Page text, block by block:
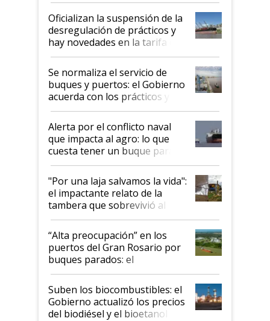
Oficializan la suspensión de la
desregulación de prácticos y
hay novedades en la tarifa de
la hidrovía
Se normaliza el servicio de
buques y puertos: el Gobierno
acuerda con los prácticos y
suspende el decreto de
desregulación
Alerta por el conflicto naval
que impacta al agro: lo que
cuesta tener un buque parado
y el peligro de que Argentina
pase a ser "país sucio"
"Por una laja salvamos la vida":
el impactante relato de la
tambera que sobrevivió al
tornado
“Alta preocupación” en los
puertos del Gran Rosario por
buques parados: el
funcionamiento de las
exportadoras en tensión tras
la medida de fuerza de los
prácticos
Suben los biocombustibles: el
Gobierno actualizó los precios
del biodiésel y el bioetanol